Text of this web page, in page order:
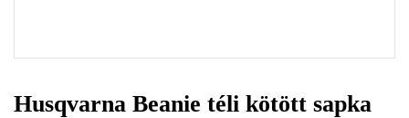
Husqvarna Beanie téli kötött sapka